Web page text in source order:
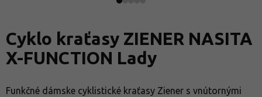
Cyklo kraťasy ZIENER NASITA
X-FUNCTION Lady
Funkčné dámske cyklistické kraťasy Ziener s vnútornými